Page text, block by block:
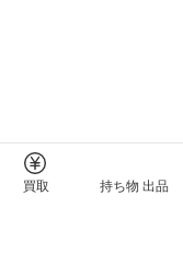
買取 持ち物 出品